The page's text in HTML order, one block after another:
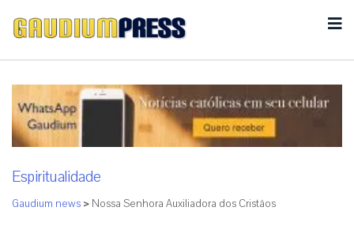
Espiritualidade
Gaudium news > Nossa Senhora Auxiliadora dos Cristãos